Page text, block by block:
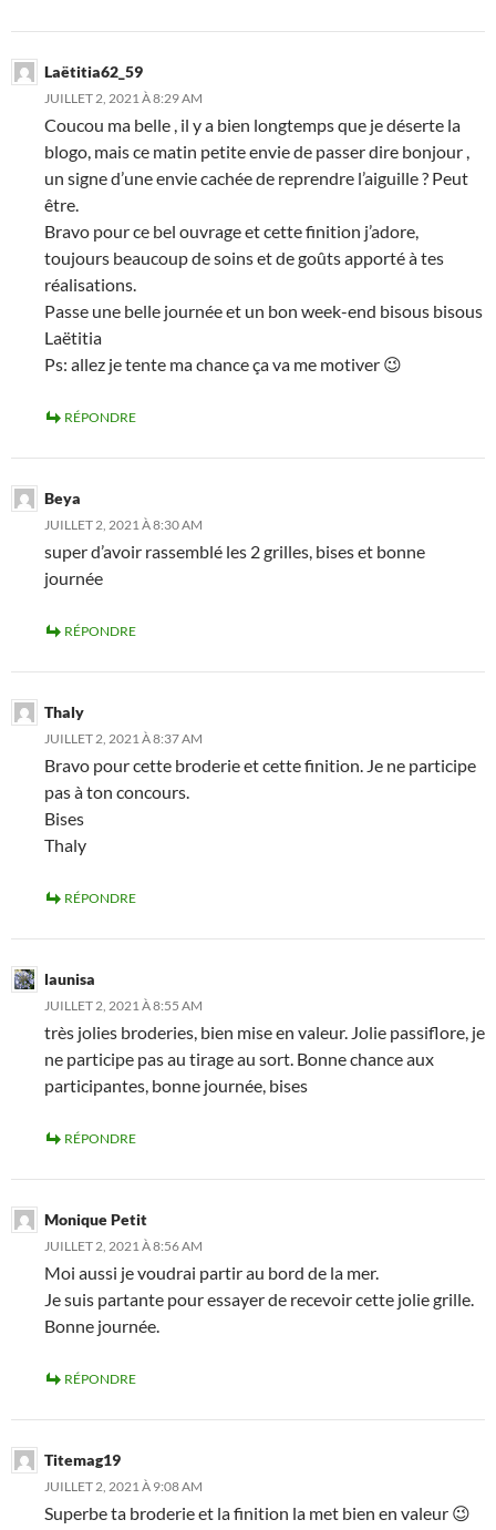
Laëtitia62_59
JUILLET 2, 2021 À 8:29 AM
Coucou ma belle , il y a bien longtemps que je déserte la
blogo, mais ce matin petite envie de passer dire bonjour ,
un signe d’une envie cachée de reprendre l’aiguille ? Peut
être.
Bravo pour ce bel ouvrage et cette finition j’adore,
toujours beaucoup de soins et de goûts apporté à tes
réalisations.
Passe une belle journée et un bon week-end bisous bisous
Laëtitia
Ps: allez je tente ma chance ça va me motiver 😉
RÉPONDRE
Beya
JUILLET 2, 2021 À 8:30 AM
super d’avoir rassemblé les 2 grilles, bises et bonne
journée
RÉPONDRE
Thaly
JUILLET 2, 2021 À 8:37 AM
Bravo pour cette broderie et cette finition. Je ne participe
pas à ton concours.
Bises
Thaly
RÉPONDRE
launisa
JUILLET 2, 2021 À 8:55 AM
très jolies broderies, bien mise en valeur. Jolie passiflore, je
ne participe pas au tirage au sort. Bonne chance aux
participantes, bonne journée, bises
RÉPONDRE
Monique Petit
JUILLET 2, 2021 À 8:56 AM
Moi aussi je voudrai partir au bord de la mer.
Je suis partante pour essayer de recevoir cette jolie grille.
Bonne journée.
RÉPONDRE
Titemag19
JUILLET 2, 2021 À 9:08 AM
Superbe ta broderie et la finition la met bien en valeur 😉